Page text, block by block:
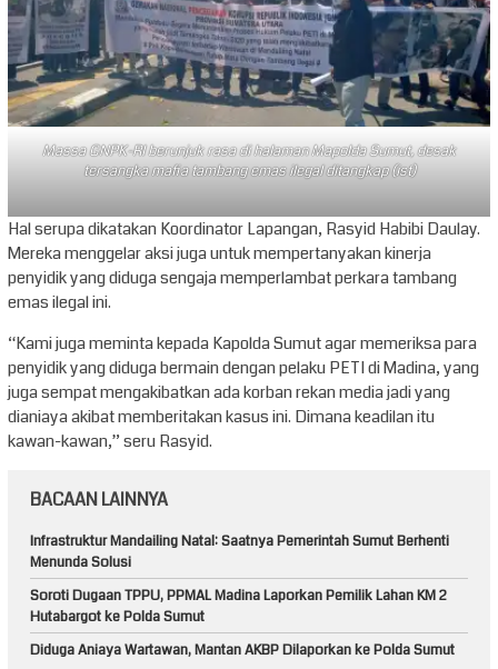
Massa GNPK-RI berunjuk rasa di halaman Mapolda Sumut, desak
tersangka mafia tambang emas ilegal ditangkap (ist)
Hal serupa dikatakan Koordinator Lapangan, Rasyid Habibi Daulay.
Mereka menggelar aksi juga untuk mempertanyakan kinerja
penyidik yang diduga sengaja memperlambat perkara tambang
emas ilegal ini.
“Kami juga meminta kepada Kapolda Sumut agar memeriksa para
penyidik yang diduga bermain dengan pelaku PETI di Madina, yang
juga sempat mengakibatkan ada korban rekan media jadi yang
dianiaya akibat memberitakan kasus ini. Dimana keadilan itu
kawan-kawan,” seru Rasyid.
BACAAN LAINNYA
Infrastruktur Mandailing Natal: Saatnya Pemerintah Sumut Berhenti
Menunda Solusi
Soroti Dugaan TPPU, PPMAL Madina Laporkan Pemilik Lahan KM 2
Hutabargot ke Polda Sumut
Diduga Aniaya Wartawan, Mantan AKBP Dilaporkan ke Polda Sumut